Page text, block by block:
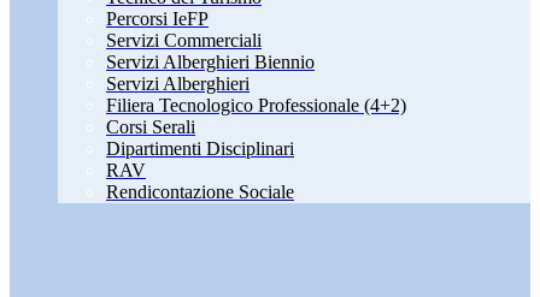
Percorsi IeFP
Servizi Commerciali
Servizi Alberghieri Biennio
Servizi Alberghieri
Filiera Tecnologico Professionale (4+2)
Corsi Serali
Dipartimenti Disciplinari
RAV
Rendicontazione Sociale